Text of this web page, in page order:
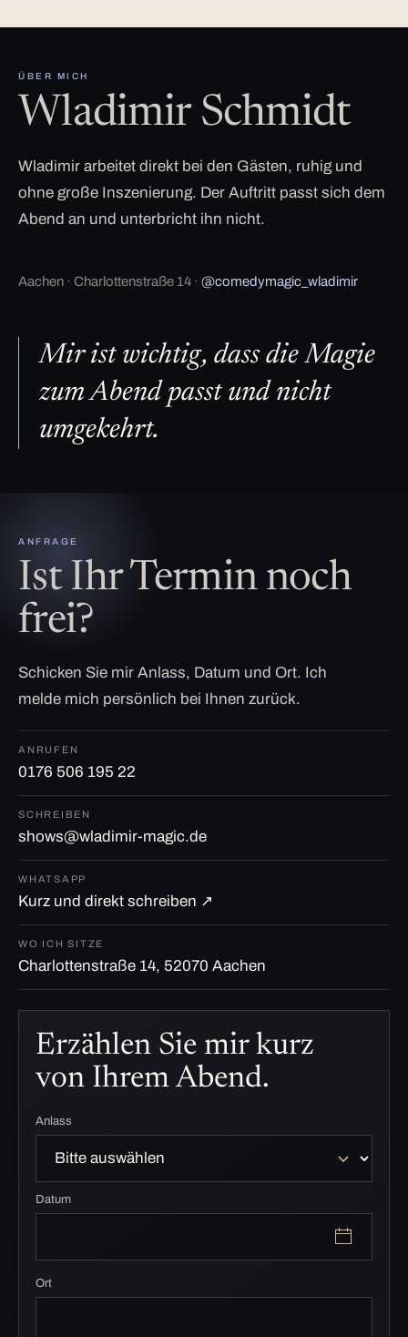
ÜBER MICH
Wladimir Schmidt
Wladimir arbeitet direkt bei den Gästen, ruhig und
ohne große Inszenierung. Der Auftritt passt sich dem
Abend an und unterbricht ihn nicht.
Aachen · Charlottenstraße 14 · @comedymagic_wladimir
Mir ist wichtig, dass die Magie
zum Abend passt und nicht
umgekehrt.
ANFRAGE
Ist Ihr Termin noch
frei?
Schicken Sie mir Anlass, Datum und Ort. Ich
melde mich persönlich bei Ihnen zurück.
ANRUFEN
0176 506 195 22
SCHREIBEN
shows@wladimir-magic.de
WHATSAPP
Kurz und direkt schreiben ↗
WO ICH SITZE
Charlottenstraße 14, 52070 Aachen
Erzählen Sie mir kurz
von Ihrem Abend.
Anlass
Datum
Ort